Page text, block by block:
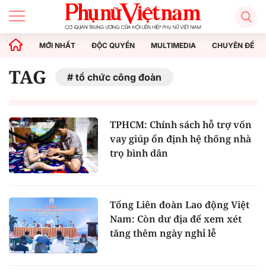
MỚI NHẤT ĐỘC QUYỀN MULTIMEDIA CHUYÊN ĐỀ
TAG tổ chức công đoàn
TPHCM: Chính sách hỗ trợ vốn
vay giúp ổn định hệ thống nhà
trọ bình dân
Tổng Liên đoàn Lao động Việt
Nam: Còn dư địa để xem xét
tăng thêm ngày nghỉ lễ